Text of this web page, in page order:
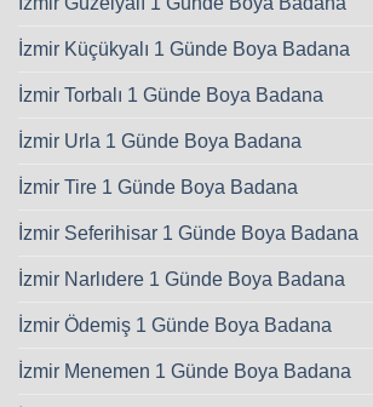
İzmir Küçükyalı 1 Günde Boya Badana
İzmir Torbalı 1 Günde Boya Badana
İzmir Urla 1 Günde Boya Badana
İzmir Tire 1 Günde Boya Badana
İzmir Seferihisar 1 Günde Boya Badana
İzmir Narlıdere 1 Günde Boya Badana
İzmir Ödemiş 1 Günde Boya Badana
İzmir Menemen 1 Günde Boya Badana